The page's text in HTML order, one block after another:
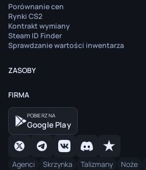
Porównanie cen
Rynki CS2
Kontrakt wymiany
Steam ID Finder
Sprawdzanie wartości inwentarza
ZASOBY
FIRMA
POBIERZ NA
Google Play
Agenci Skrzynka Talizmany Noże